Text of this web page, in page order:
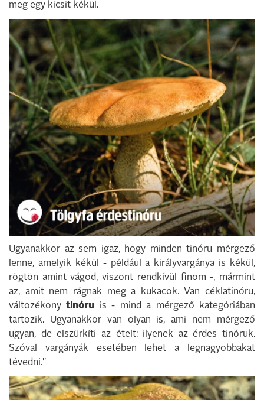
meg egy kicsit kékül.
Ugyanakkor az sem igaz, hogy minden tinóru mérgező
lenne, amelyik kékül - például a királyvargánya is kékül,
rögtön amint vágod, viszont rendkívül finom -, mármint
az, amit nem rágnak meg a kukacok. Van céklatinóru,
változékonytinóru is - mind a mérgező kategóriában
tartozik. Ugyanakkor van olyan is, ami nem mérgező
ugyan, de elszürkíti az ételt: ilyenek az érdes tinóruk.
Szóval vargányák esetében lehet a legnagyobbakat
tévedni."